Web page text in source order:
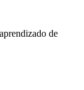
de